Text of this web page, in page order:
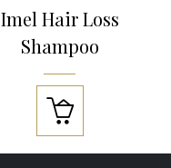
Imel Hair Loss
Shampoo
